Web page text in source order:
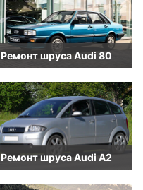
Ремонт шруса Audi 80
Ремонт шруса Audi A2